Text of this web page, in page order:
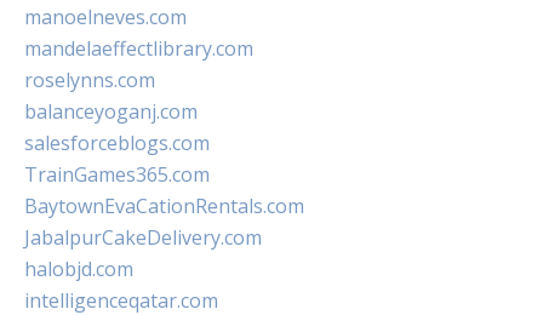
manoelneves.com
mandelaeffectlibrary.com
roselynns.com
balanceyoganj.com
salesforceblogs.com
TrainGames365.com
BaytownEvaCationRentals.com
JabalpurCakeDelivery.com
halobjd.com
intelligenceqatar.com